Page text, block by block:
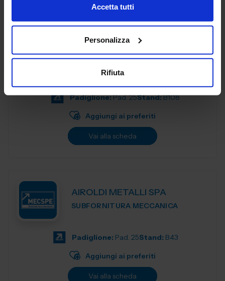
Accetta tutti
Personalizza
Rifiuta
AGUZZOLI SRL
SUBFORNITURA MECCANICA
Da oltre 40 anni, Aguzzoli srl è il partner tecnico per la
Progettiamo e costruiamo stampi, curiamo ogni fase della
produzione e accompagnia...
Padiglione:Pad. 25Stand:B108
Aggiungi ai preferiti
Vai alla scheda
AIROLDI METALLI SPA
SUBFORNITURA MECCANICA
Padiglione: Pad. 25Stand: B43
Aggiungi ai preferiti
Vai alla scheda